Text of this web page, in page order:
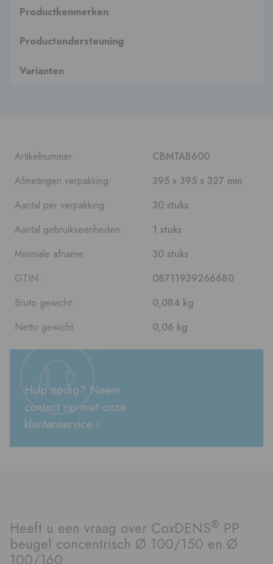
Productkenmerken
Productondersteuning
Varianten
Artikelnummer:
CBMTAB600
Afmetingen verpakking:
395 x 395 x 327 mm
Aantal per verpakking:
30 stuks
Aantal gebruikseenheden:
1 stuks
Minimale afname:
30 stuks
GTIN:
08711939266680
Bruto gewicht:
0,084 kg
Netto gewicht:
0,06 kg
Hulp nodig? Neem
contact op met onze
klantenservice ›
Heeft u een vraag over CoxDENS® PP
beugel concentrisch Ø 100/150 en Ø
100/160